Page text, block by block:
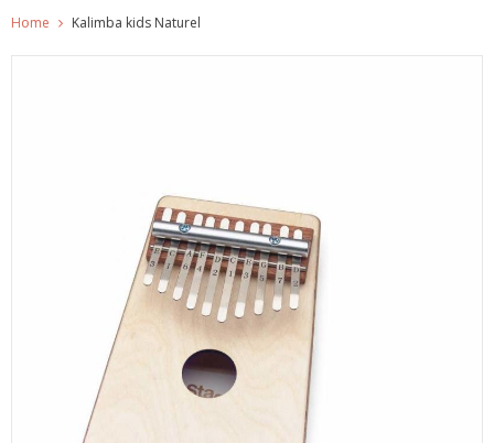
Home Kalimba kids Naturel